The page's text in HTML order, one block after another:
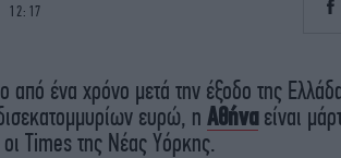
12:17
από ένα χρόνο μετά την έξοδο της
ευρώ, η Αθήναείναι
Times της Νέας Υόρκης.